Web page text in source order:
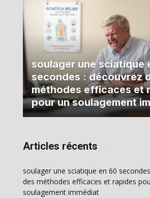
soulager une sciatique
secondes : découvrez
méthodes efficaces et
pour un soulagement
Articles récents
soulager une sciatique en 60
des méthodes efficaces et rapides
soulagement immédiat